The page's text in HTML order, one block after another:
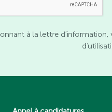
à la lettre